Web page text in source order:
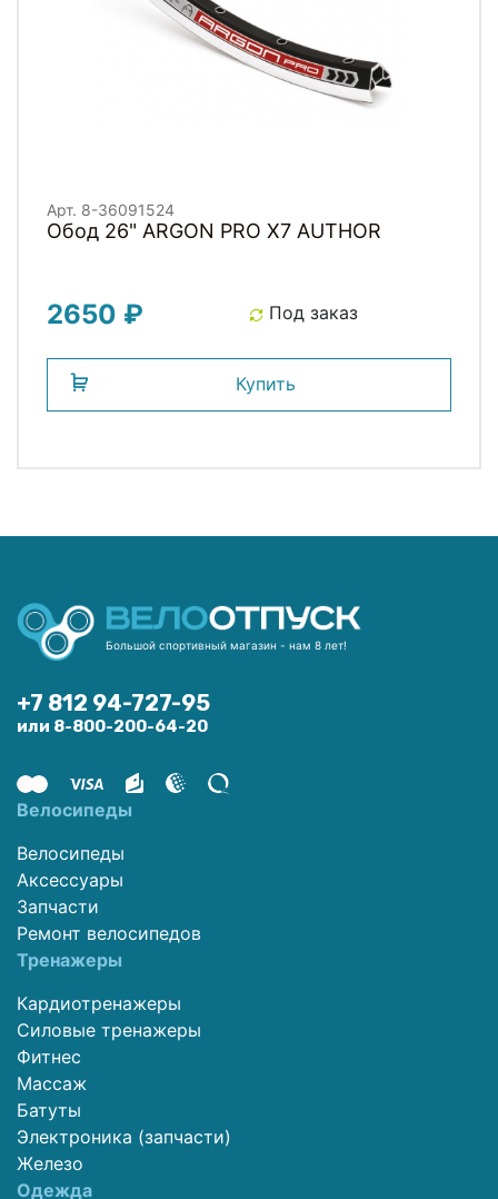
Арт. 8-36091524
Обод 26" ARGON PRO X7 AUTHOR
2650 ₽ Под заказ
Купить
Большой спортивный магазин - нам 8 лет!
+7 812 94-727-95
или 8-800-200-64-20
Велосипеды
Велосипеды
Аксессуары
Запчасти
Ремонт велосипедов
Тренажеры
Кардиотренажеры
Силовые тренажеры
Фитнес
Массаж
Батуты
Электроника (запчасти)
Железо
Одежда